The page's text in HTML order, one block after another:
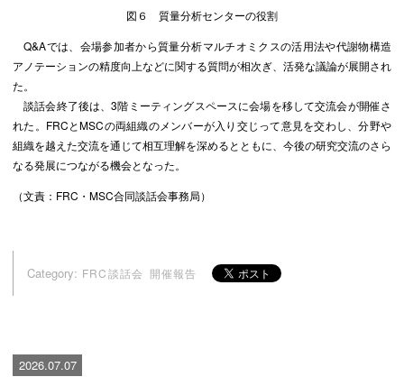
図６ 質量分析センターの役割
Q&Aでは、会場参加者から質量分析マルチオミクスの活用法や代謝物構造
アノテーションの精度向上などに関する質問が相次ぎ、活発な議論が展開され
た。
談話会終了後は、3階ミーティングスペースに会場を移して交流会が開催さ
れた。FRCとMSCの両組織のメンバーが入り交じって意見を交わし、分野や
組織を越えた交流を通じて相互理解を深めるとともに、今後の研究交流のさら
なる発展につながる機会となった。
（文責：FRC・MSC合同談話会事務局）
Category: FRC談話会 開催報告
2026.07.07